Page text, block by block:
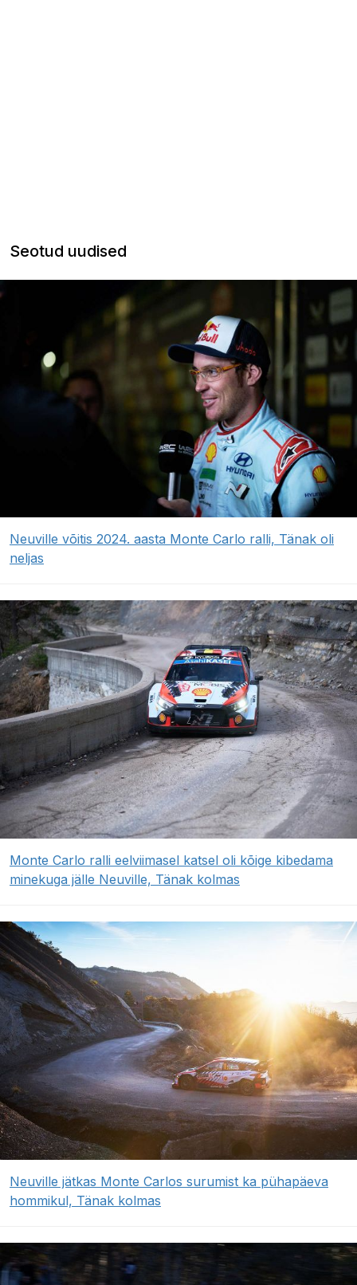
Seotud uudised
Neuville võitis 2024. aasta Monte Carlo ralli, Tänak oli
neljas
Monte Carlo ralli eelviimasel katsel oli kõige kibedama
minekuga jälle Neuville, Tänak kolmas
Neuville jätkas Monte Carlos surumist ka pühapäeva
hommikul, Tänak kolmas